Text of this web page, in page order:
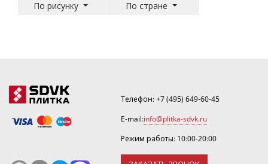
По рисунку
По стране
Телефон:+7 (495) 649-60-45
E-mail:info@plitka-sdvk.ru
Режим работы: 10:00-20:00